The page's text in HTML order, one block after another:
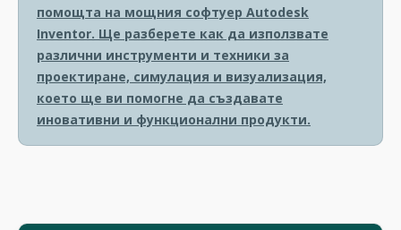
помощта на мощния софтуер Autodesk
Inventor. Ще разберете как да използвате
различни инструменти и техники за
проектиране, симулация и визуализация,
което ще ви помогне да създавате
иновативни и функционални продукти.